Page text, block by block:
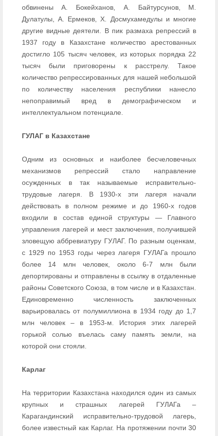
обвинены А. Бокейханов, А. Байтурсунов, М.
Дулатулы, А. Ермеков, Х. Досмухамедулы и многие
другие видные деятели. В пик размаха репрессий в
1937 году в Казахстане количество арестованных
достигло 105 тысяч человек, из которых порядка 22
тысяч были приговорены к расстрелу. Такое
количество репрессированных для нашей небольшой
по количеству населения республики нанесло
непоправимый вред в демографическом и
интеллектуальном потенциале.
ГУЛАГ в Казахстане
Одним из основных и наиболее бесчеловечных
механизмов репрессий стало направление
осужденных в так называемые исправительно-
трудовые лагеря. В 1930-х эти лагеря начали
действовать в полном режиме и до 1960-х годов
входили в состав единой структуры — Главного
управления лагерей и мест заключения, получившей
зловещую аббревиатуру ГУЛАГ. По разным оценкам,
с 1929 по 1953 годы через лагеря ГУЛАГа прошло
более 14 млн человек, около 6-7 млн были
депортированы и отправлены в ссылку в отдаленные
районы Советского Союза, в том числе и в Казахстан.
Единовременно численность заключенных
варьировалась от полумиллиона в 1934 году до 1,7
млн человек – в 1953-м. История этих лагерей
горькой солью въелась саму память земли, на
которой они стояли.
Карлаг
На территории Казахстана находился один из самых
крупных и страшных лагерей ГУЛАГа –
Карагандинский исправительно-трудовой лагерь,
более известный как Карлаг. На протяжении почти 30